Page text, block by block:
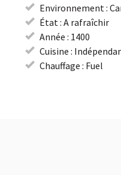
Environnement :
État : A rafraîchir
Année : 1400
Cuisine :
Chauffage : Fuel